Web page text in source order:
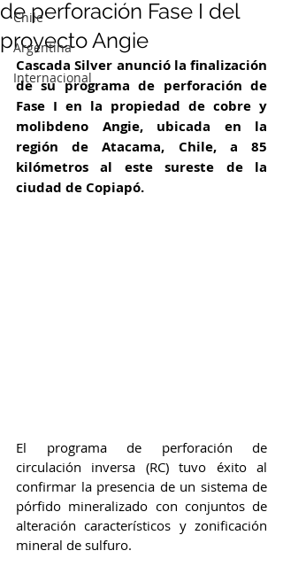
Chile
Argentina
Internacional
de perforación Fase I del
proyecto Angie
Cascada Silver anunció la finalización
de su programa de perforación de
Fase I en la propiedad de cobre y
molibdeno Angie, ubicada en la
región de Atacama, Chile, a 85
kilómetros al este sureste de la
ciudad de Copiapó.
El programa de perforación de
circulación inversa (RC) tuvo éxito al
confirmar la presencia de un sistema de
pórfido mineralizado con conjuntos de
alteración característicos y zonificación
mineral de sulfuro.